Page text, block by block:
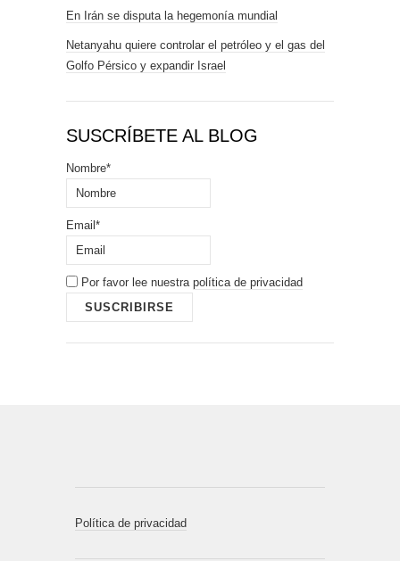
En Irán se disputa la hegemonía mundial
Netanyahu quiere controlar el petróleo y el gas del
Golfo Pérsico y expandir Israel
SUSCRÍBETE AL BLOG
Nombre*
Email*
Por favor lee nuestra política de privacidad
Política de privacidad